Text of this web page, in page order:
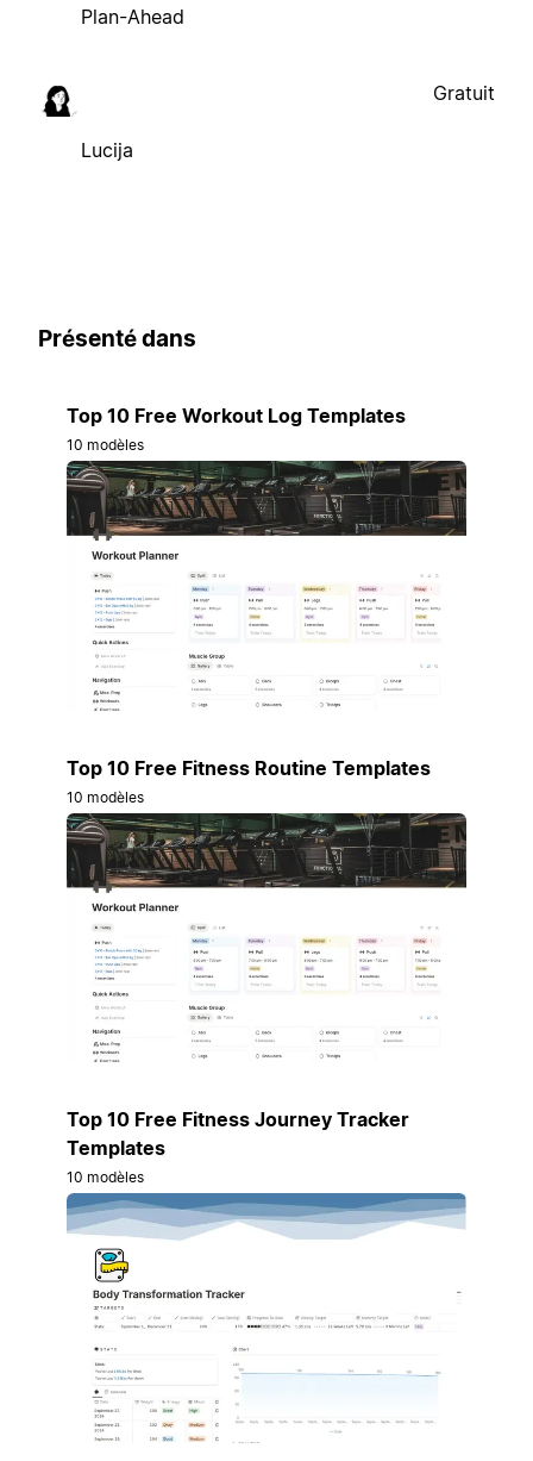
Plan-Ahead
Lucija
Gratuit
Présenté dans
Top 10 Free Workout Log Templates
10 modèles
Top 10 Free Fitness Routine Templates
10 modèles
Top 10 Free Fitness Journey Tracker
Templates
10 modèles